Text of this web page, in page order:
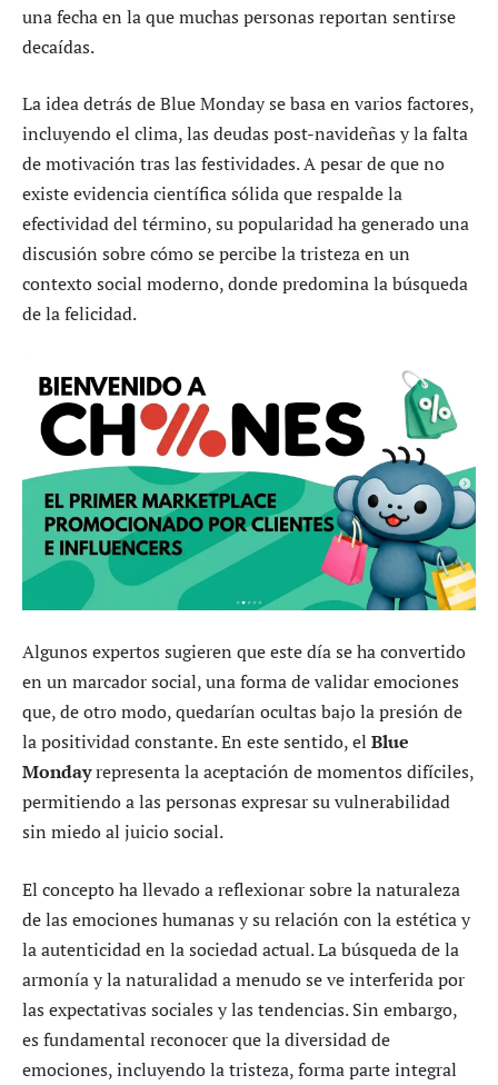
una fecha en la que muchas personas reportan sentirse
decaídas.
La idea detrás de Blue Monday se basa en varios factores,
incluyendo el clima, las deudas post-navideñas y la falta
de motivación tras las festividades. A pesar de que no
existe evidencia científica sólida que respalde la
efectividad del término, su popularidad ha generado una
discusión sobre cómo se percibe la tristeza en un
contexto social moderno, donde predomina la búsqueda
de la felicidad.
Algunos expertos sugieren que este día se ha convertido
en un marcador social, una forma de validar emociones
que, de otro modo, quedarían ocultas bajo la presión de
la positividad constante. En este sentido, el Blue
Mondayrepresenta la aceptación de momentos difíciles,
permitiendo a las personas expresar su vulnerabilidad
sin miedo al juicio social.
El concepto ha llevado a reflexionar sobre la naturaleza
de las emociones humanas y su relación con la estética y
la autenticidad en la sociedad actual. La búsqueda de la
armonía y la naturalidad a menudo se ve interferida por
las expectativas sociales y las tendencias. Sin embargo,
es fundamental reconocer que la diversidad de
emociones, incluyendo la tristeza, forma parte integral